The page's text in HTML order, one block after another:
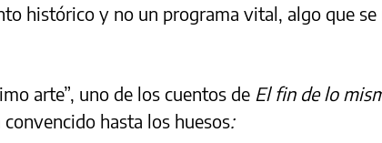
histórico y no un programa vital, algo que se
arte”, uno de los cuentos de El fin de lo
hasta los huesos: